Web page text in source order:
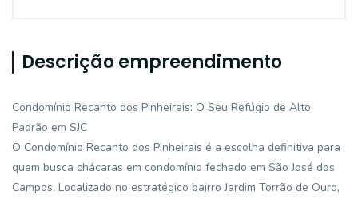
Descrição empreendimento
Condomínio Recanto dos Pinheirais: O Seu Refúgio de Alto
Padrão em SJC
O Condomínio Recanto dos Pinheirais é a escolha definitiva para
quem busca chácaras em condomínio fechado em São José dos
Campos. Localizado no estratégico bairro Jardim Torrão de Ouro,